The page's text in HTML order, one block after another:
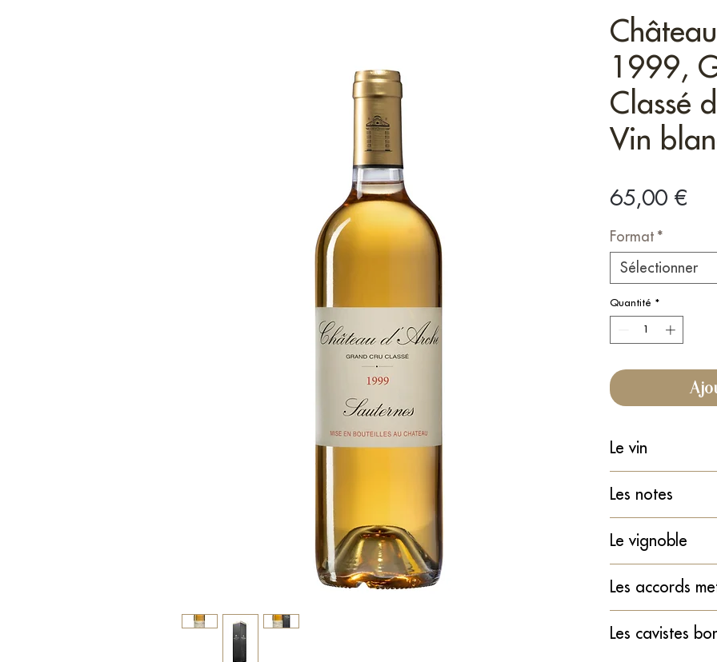
1999,
Classé
Vin
65,00 €Prix
Format *
Sélectionner
Quantité *
Le vin
Pays : France
Région : Bordeaux
Appellation :
Millésime : 1999
Cépages :
Vinification : En
Les notes
Le vignoble
Superficie en
Âge moyen du
Vendanges :
Les accords
Plats :
Les cavistes